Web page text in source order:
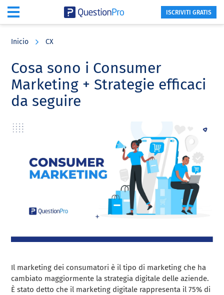
content
sidebar
ISCRIVITI GRATIS
Inicio CX
Cosa sono i Consumer
Marketing + Strategie efficaci
da seguire
Il marketing dei consumatori è il tipo di marketing che ha
cambiato maggiormente la strategia digitale delle aziende.
È stato detto che il marketing digitale rappresenta il 75% di